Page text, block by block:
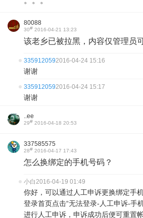
80088
30# 2016-04-21 13:23
该老乡已被拉黑，内容仅管理员
3359120592016-04-24 15:16
谢谢
3359120592016-04-24 15:17
谢谢
..ee
29# 2016-04-18 20:53
337585575
28# 2016-04-17 17:43
怎么换绑定的手机号码？
小白2016-04-19 01:49
你好，可以通过人工申诉更换绑定手
登录首页点击“无法登录-人工申诉-手
进行人工申诉，申诉成功后便可重置帐